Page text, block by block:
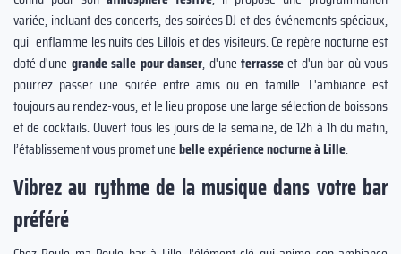
variée, incluant des concerts, des soirées DJ et des événements spéciaux,
qui enflamme les nuits des Lillois et des visiteurs. Ce repère nocturne est
doté d'une grande salle pour danser, d'une terrasseet d'un bar où vous
pourrez passer une soirée entre amis ou en famille. L'ambiance est
toujours au rendez-vous, et le lieu propose une large sélection de boissons
et de cocktails. Ouvert tous les jours de la semaine, de 12h à 1h du matin,
l’établissement vous promet unebelle expérience nocturne à Lille.
Vibrez au rythme de la musique dans votre bar
préféré